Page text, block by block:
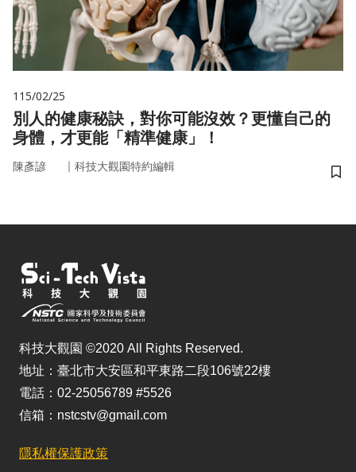
115/02/25
別人的健康秘訣，對你可能沒效？更懂自己的
身體，才更能「精準健康」！
陳彥諺 ｜ 科技大觀園特約編輯
儲
科技大觀園 ©2020 All Rights Reserved.
地址：臺北市大安區和平東路二段106號22樓
電話：02-25056789 #5526
信箱：nstcstv@gmail.com
隱私權保護政策